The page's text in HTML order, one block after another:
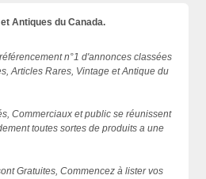
Antiques du Canada.
n°1 d'annonces classées
Articles Rares, Vintage et Antique du
Commerciaux et public se réunissent
toutes sortes de produits a une
Gratuites, Commencez à lister vos